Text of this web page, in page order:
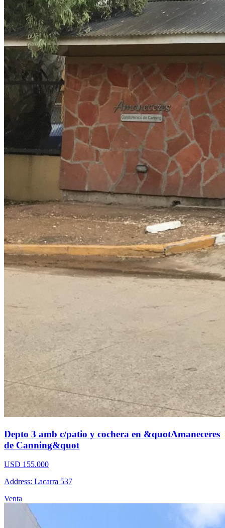
Depto 3 amb c/patio y cochera en &quotAmaneceres
de Canning&quot
USD 155.000
Address: Lacarra 537
Venta